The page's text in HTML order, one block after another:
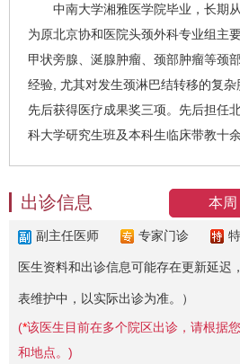
中南大学湘雅医学院毕业，长期从
为原北京协和医院头颈外科专业组主
甲状旁腺、涎腺肿瘤、颈部肿瘤等颈
经验, 尤其对发生颈淋巴结转移的复杂
先后获得医疗成果奖三项。先后担任
科大学研究生班及本科生临床带教十余
本周
出诊信息
副主任医师 专家门诊
医生资料和出诊信息可能存在更新延迟
表维护中，以实际出诊为准。）
(*该医生目前在多个院区出诊，请根据
和地点。)